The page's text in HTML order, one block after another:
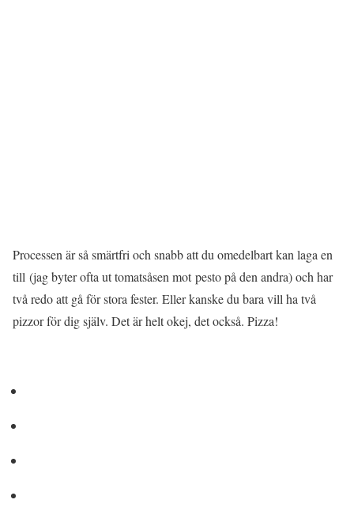
Processen är så smärtfri och snabb att du omedelbart kan laga en
till (jag byter ofta ut tomatsåsen mot pesto på den andra) och har
två redo att gå för stora fester. Eller kanske du bara vill ha två
pizzor för dig själv. Det är helt okej, det också. Pizza!